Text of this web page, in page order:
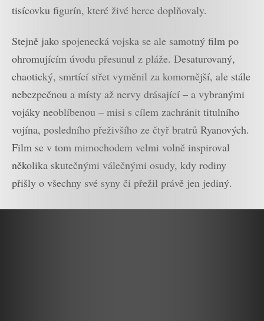
tisícovku figurín, které živé herce doplňovaly.
Stejně jako spojenecká vojska se ale samotný film po
ohromujícím úvodu přesunul z pláže. Desaturovaný,
chaotický, smrtící střet vyměnil za komornější, ale stále
nebezpečnou a místy až nervy drásající – a vybranými
vojáky neoblíbenou – misi s cílem zachránit titulního
vojína, posledního přeživšího ze čtyř bratrů Ryanových.
Film se v tom mimochodem velmi volně inspiroval
několika skutečnými válečnými osudy, kdy rodiny
přišly o všechny své syny či přežil právě jen jediný.